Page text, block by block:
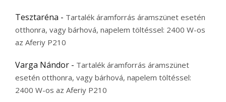
Tesztaréna - Tartalék áramforrás áramszünet esetén
otthonra, vagy bárhová, napelem töltéssel: 2400 W-os
az Aferiy P210
Varga Nándor - Tartalék áramforrás áramszünet
esetén otthonra, vagy bárhová, napelem töltéssel:
2400 W-os az Aferiy P210